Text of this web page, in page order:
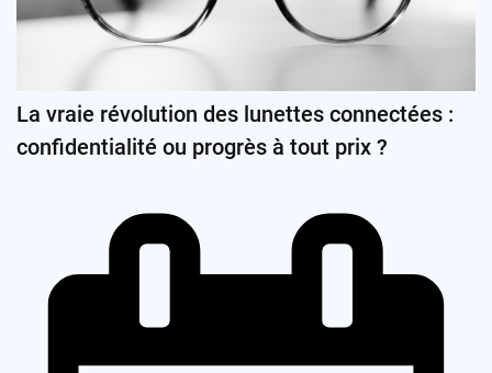
La vraie révolution des lunettes connectées :
confidentialité ou progrès à tout prix ?